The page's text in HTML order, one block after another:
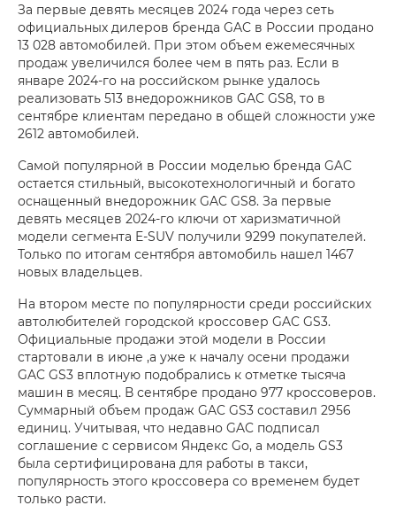
За первые девять месяцев 2024 года через сеть
официальных дилеров бренда GAC в России продано
13 028 автомобилей. При этом объем ежемесячных
продаж увеличился более чем в пять раз. Если в
январе 2024-го на российском рынке удалось
реализовать 513 внедорожников GAC GS8, то в
сентябре клиентам передано в общей сложности уже
2612 автомобилей.
Самой популярной в России моделью бренда GAC
остается стильный, высокотехнологичный и богато
оснащенный внедорожник GAC GS8. За первые
девять месяцев 2024-го ключи от харизматичной
модели сегмента E-SUV получили 9299 покупателей.
Только по итогам сентября автомобиль нашел 1467
новых владельцев.
На втором месте по популярности среди российских
автолюбителей городской кроссовер GAC GS3.
Официальные продажи этой модели в России
стартовали в июне ,а уже к началу осени продажи
GAC GS3 вплотную подобрались к отметке тысяча
машин в месяц. В сентябре продано 977 кроссоверов.
Суммарный объем продаж GAC GS3 составил 2956
единиц. Учитывая, что недавно GAC подписал
соглашение с сервисом Яндекс Go, а модель GS3
была сертифицирована для работы в такси,
популярность этого кроссовера со временем будет
только расти.